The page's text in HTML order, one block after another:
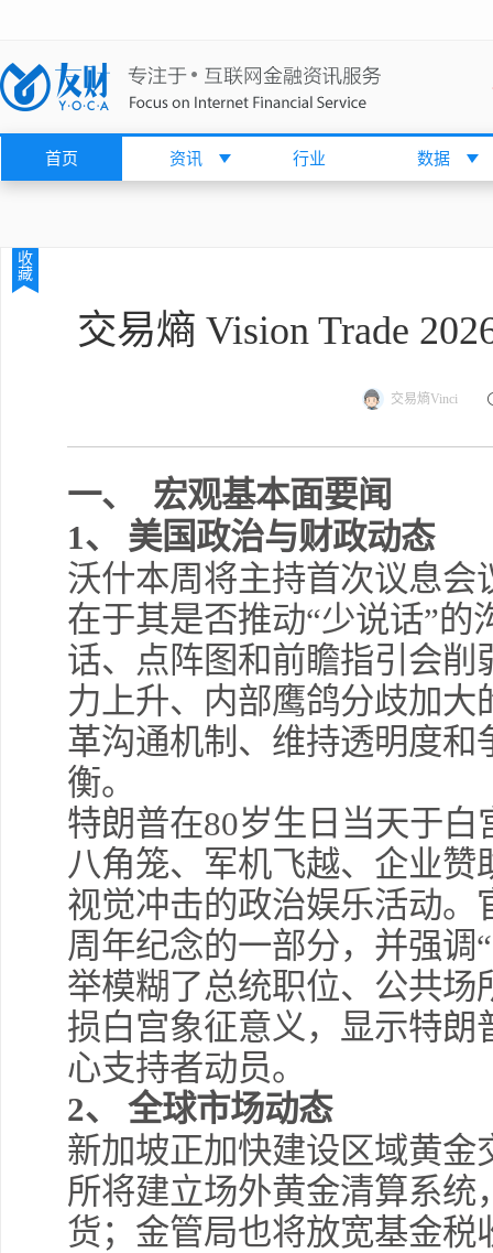
首页 资讯 行业 数据
收
藏
交易熵 Vision Trade
交易熵Vinci
一、 宏观基本面要闻
1、 美国政治与财政动态
沃什本周将主持首次议息
在于其是否推动“少说话”
话、点阵图和前瞻指引会
力上升、内部鹰鸽分歧加
革沟通机制、维持透明度
衡。
特朗普在80岁生日当天于
八角笼、军机飞越、企业
视觉冲击的政治娱乐活动。
周年纪念的一部分，并强调
举模糊了总统职位、公共
损白宫象征意义，显示特
心支持者动员。
2、 全球市场动态
新加坡正加快建设区域黄
所将建立场外黄金清算系
货；金管局也将放宽基金